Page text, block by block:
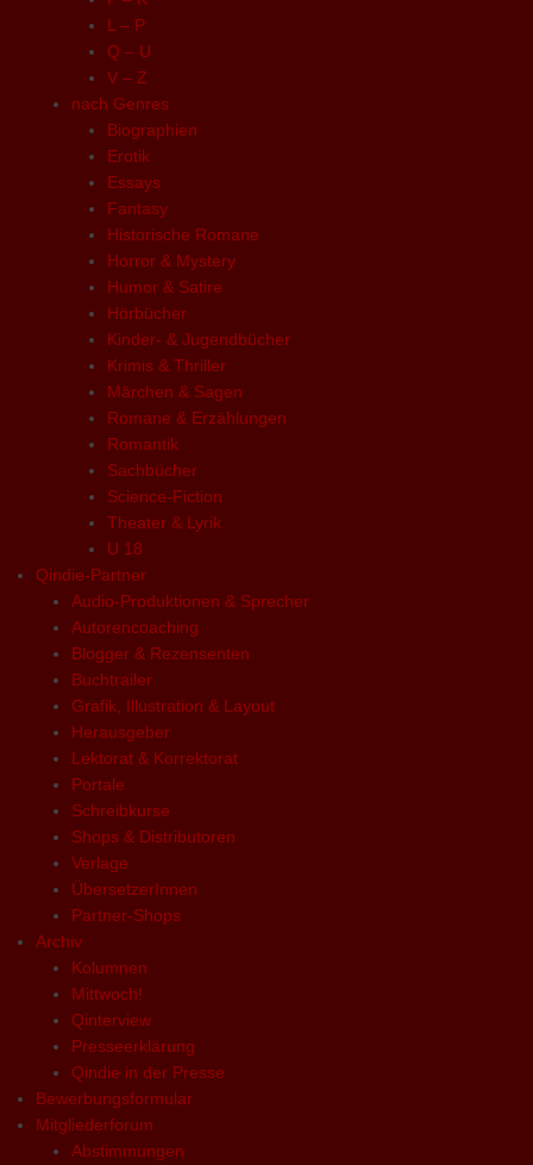
L – P
Q – U
V – Z
nach Genres
Biographien
Erotik
Essays
Fantasy
Historische Romane
Horror & Mystery
Humor & Satire
Hörbücher
Kinder- & Jugendbücher
Krimis & Thriller
Märchen & Sagen
Romane & Erzählungen
Romantik
Sachbücher
Science-Fiction
Theater & Lyrik
U 18
Qindie-Partner
Audio-Produktionen & Sprecher
Autorencoaching
Blogger & Rezensenten
Buchtrailer
Grafik, Illustration & Layout
Herausgeber
Lektorat & Korrektorat
Portale
Schreibkurse
Shops & Distributoren
Verlage
ÜbersetzerInnen
Partner-Shops
Archiv
Kolumnen
Mittwoch!
Qinterview
Presseerklärung
Qindie in der Presse
Bewerbungsformular
Mitgliederforum
Abstimmungen